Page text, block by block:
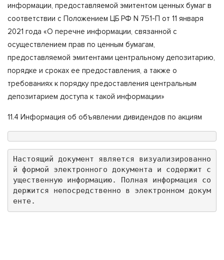
информации, предоставляемой эмитентом ценных бумаг в
соответствии с Положением ЦБ РФ N 751-П от 11 января
2021 года «О перечне информации, связанной с
осуществлением прав по ценным бумагам,
предоставляемой эмитентами центральному депозитарию,
порядке и сроках ее предоставления, а также о
требованиях к порядку предоставления центральным
депозитарием доступа к такой информации»
11.4 Информация об объявлении дивидендов по акциям
Настоящий документ является визуализированно
й формой электронного документа и содержит с
ущественную информацию. Полная информация со
держится непосредственно в электронном докум
енте.